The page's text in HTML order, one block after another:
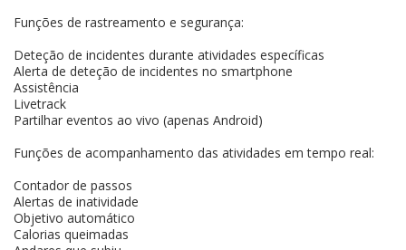
Funções de rastreamento e segurança:
Deteção de incidentes durante atividades específicas
Alerta de deteção de incidentes no smartphone
Assistência
Livetrack
Partilhar eventos ao vivo (apenas Android)
Funções de acompanhamento das atividades em tempo real:
Contador de passos
Alertas de inatividade
Objetivo automático
Calorias queimadas